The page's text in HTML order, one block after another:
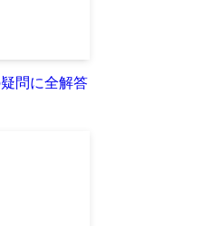
問に全解答